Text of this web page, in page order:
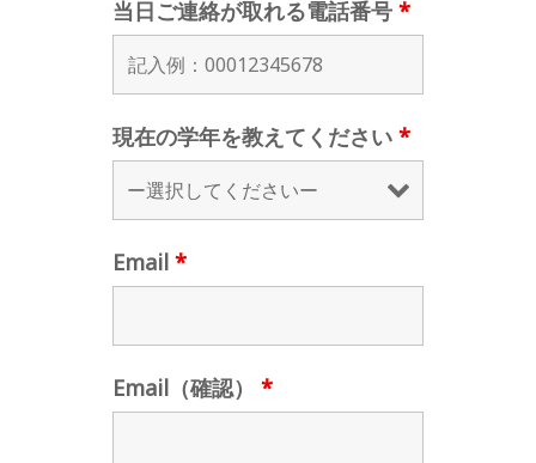
当日ご連絡が取れる電話番号 *
現在の学年を教えてください *
Email *
Email（確認） *